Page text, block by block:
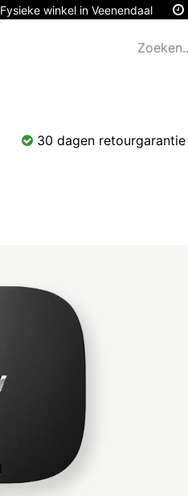
Fysieke winkel in Veenendaal
30 dagen retourgarantie